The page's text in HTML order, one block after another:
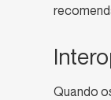
Quando